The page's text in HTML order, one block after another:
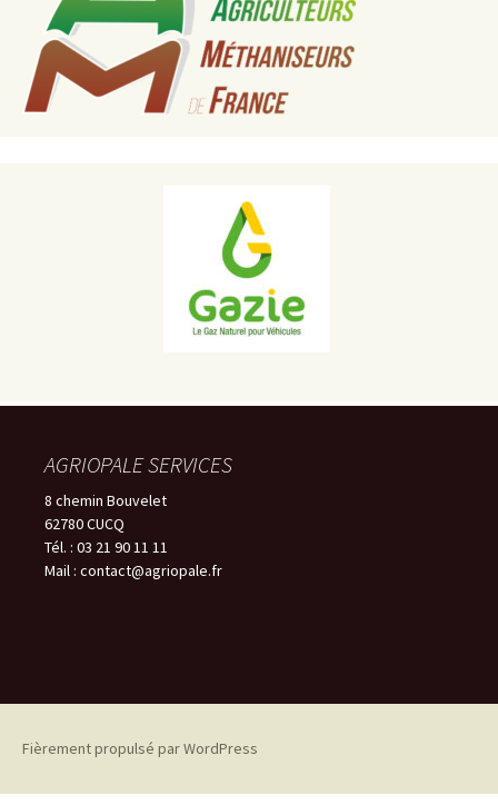
AGRIOPALE SERVICES
8 chemin Bouvelet
62780 CUCQ
Tél. : 03 21 90 11 11
Mail : contact@agriopale.fr
Fièrement propulsé par WordPress